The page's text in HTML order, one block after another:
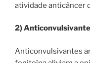
atividade anticâncer
2)
Anticonvulsivantes